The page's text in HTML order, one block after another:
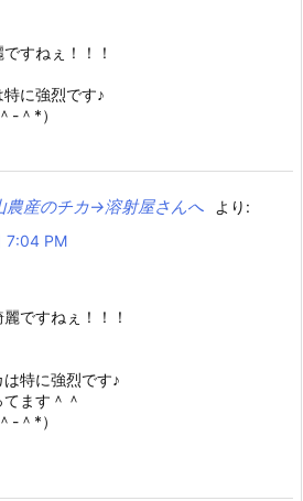
すねぇ！！！
に強烈です♪
-＾*）
産のチカ→溶射屋さんへ
より:
7:04 PM
ですねぇ！！！
特に強烈です♪
ます＾＾
-＾*）